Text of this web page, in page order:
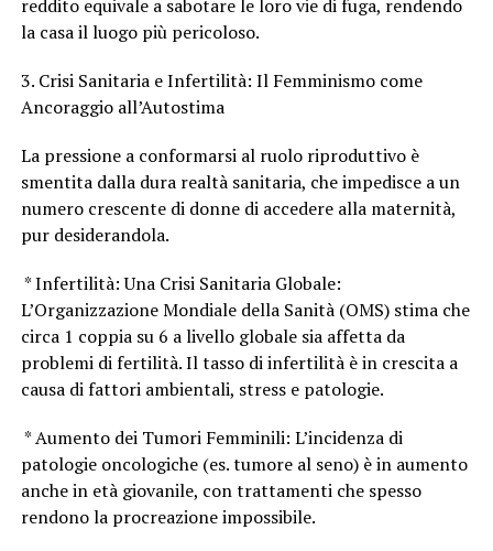
reddito equivale a sabotare le loro vie di fuga, rendendo
la casa il luogo più pericoloso.
3. Crisi Sanitaria e Infertilità: Il Femminismo come
Ancoraggio all’Autostima
La pressione a conformarsi al ruolo riproduttivo è
smentita dalla dura realtà sanitaria, che impedisce a un
numero crescente di donne di accedere alla maternità,
pur desiderandola.
* Infertilità: Una Crisi Sanitaria Globale:
L’Organizzazione Mondiale della Sanità (OMS) stima che
circa 1 coppia su 6 a livello globale sia affetta da
problemi di fertilità. Il tasso di infertilità è in crescita a
causa di fattori ambientali, stress e patologie.
* Aumento dei Tumori Femminili: L’incidenza di
patologie oncologiche (es. tumore al seno) è in aumento
anche in età giovanile, con trattamenti che spesso
rendono la procreazione impossibile.